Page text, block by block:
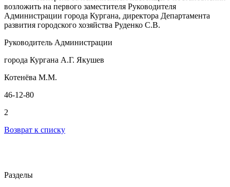
возложить на первого заместителя Руководителя
Администрации города Кургана, директора Департамента
развития городского хозяйства Руденко С.В.
Руководитель Администрации
города Кургана А.Г. Якушев
Котенёва М.М.
46-12-80
2
Возврат к списку
Разделы